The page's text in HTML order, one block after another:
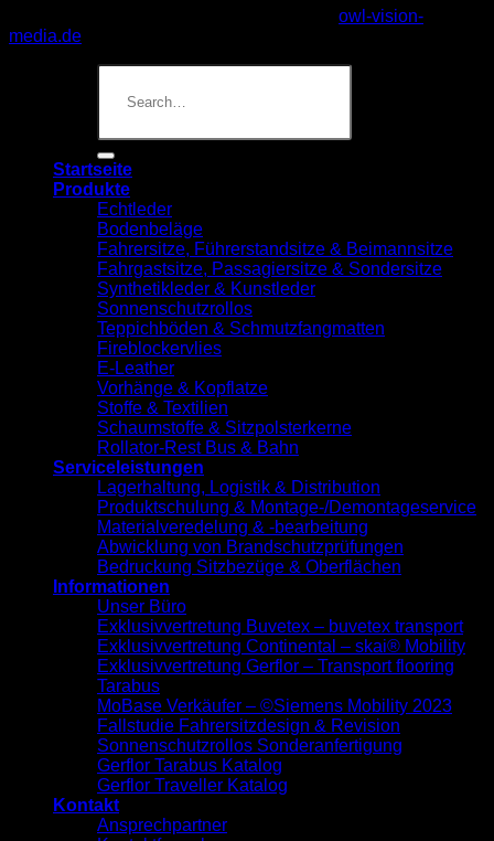
owl-vision-
media.de
Startseite
Produkte
Echtleder
Bodenbeläge
Fahrersitze, Führerstandsitze & Beimannsitze
Fahrgastsitze, Passagiersitze & Sondersitze
Synthetikleder & Kunstleder
Sonnenschutzrollos
Teppichböden & Schmutzfangmatten
Fireblockervlies
E-Leather
Vorhänge & Kopflatze
Stoffe & Textilien
Schaumstoffe & Sitzpolsterkerne
Rollator-Rest Bus & Bahn
Serviceleistungen
Lagerhaltung, Logistik & Distribution
Produktschulung & Montage-/Demontageservice
Materialveredelung & -bearbeitung
Abwicklung von Brandschutzprüfungen
Bedruckung Sitzbezüge & Oberflächen
Informationen
Unser Büro
Exklusivvertretung Buvetex – buvetex transport
Exklusivvertretung Continental – skai® Mobility
Exklusivvertretung Gerflor – Transport flooring
Tarabus
MoBase Verkäufer – ©Siemens Mobility 2023
Fallstudie Fahrersitzdesign & Revision
Sonnenschutzrollos Sonderanfertigung
Gerflor Tarabus Katalog
Gerflor Traveller Katalog
Kontakt
Ansprechpartner